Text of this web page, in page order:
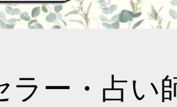
ラー・占い